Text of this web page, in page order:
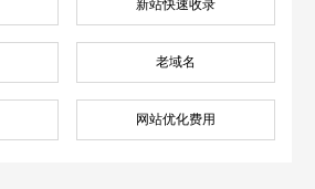
新站快速收录
老域名
网站优化费用